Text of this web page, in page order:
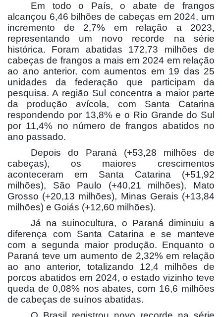
Em todo o País, o abate de frangos
alcançou 6,46 bilhões de cabeças em 2024, um
incremento de 2,7% em relação a 2023,
representando um novo recorde na série
histórica. Foram abatidas 172,73 milhões de
cabeças de frangos a mais em 2024 em relação
ao ano anterior, com aumentos em 19 das 25
unidades da federação que participam da
pesquisa. A região Sul concentra a maior parte
da produção avícola, com Santa Catarina
respondendo por 13,8% e o Rio Grande do Sul
por 11,4% no número de frangos abatidos no
ano passado.
Depois do Paraná (+53,28 milhões de
cabeças), os maiores crescimentos
aconteceram em Santa Catarina (+51,92
milhões), São Paulo (+40,21 milhões), Mato
Grosso (+20,13 milhões), Minas Gerais (+13,84
milhões) e Goiás (+12,60 milhões).
Já na suinocultura, o Paraná diminuiu a
diferença com Santa Catarina e se manteve
com a segunda maior produção. Enquanto o
Paraná teve um aumento de 2,32% em relação
ao ano anterior, totalizando 12,4 milhões de
porcos abatidos em 2024, o estado vizinho teve
queda de 0,08% nos abates, com 16,6 milhões
de cabeças de suínos abatidas.